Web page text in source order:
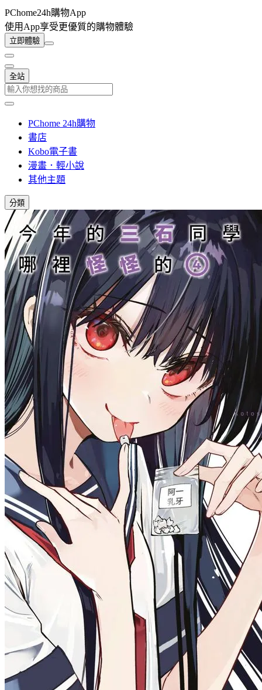
PChome24h購物App
使用App享受更優質的購物體驗
立即體驗
全站
PChome 24h購物
書店
Kobo電子書
漫畫．輕小說
其他主題
分類